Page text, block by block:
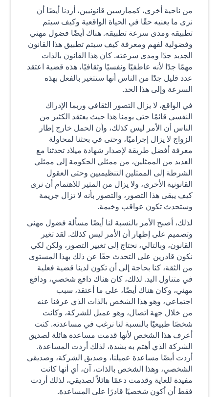
من ناحية أخرى، كممارسين قانونيين، أردنا أيضًا أن
نرى ما يعنيه حقًا في الحياة الواقعية وكيف سيتم
تطبيقه ومدى سرعة تطبيقه. هناك أيضًا فضول مهني
وفضولية لفهم ومعرفة كيف سيتم تطبيق هذا القانون
الجديد جدًا ومدى سرعته. كان هذا القانون بالذات
مهمًا جدًا لأنه عاطفيًا ونفسيًا وثقافيًا، هذه قضية اعتقد
عدد قليل جدًا من الناس أنها ستتغير بالفعل بهذه
السرعة وإلى هذا الحد.
في الواقع، لا يزال التصور الثقافي وربما الإدراك
النفسي قائمًا حتى يومنا هذا حيث يعتقد الكثير من
الناس أن الأمر ليس كذلك، وأن الحمل خارج إطار
الزواج لا يزال إجراميًا، وحتى في بحثنا لمحاولة
معرفة أفضل طريقة لإصدار شهادة ميلاد تحدثنا مع
العديد من الممثلين، من ممثلي الحكومة إلى ممثلي
الشرطة إلى الممثلين التنظيميين وحتى العقول
القانونية الأخرى، ولا يزال من المثير للاهتمام أن نرى
كيف يبقى هذا التصور، والتصور بأنه لا تزال جريمة
وستحدث تكون عواقب وخيمة.
لذلك، أصبح الأمر بالنسبة لنا أيضًا مسألة فضول مهني
وتصميم على إظهار أن الأمر ليس كذلك. لقد تغير
القانون، وبالتالي، نحتاج إلى تغيير التصور، ولكن لكي
نكون قادرين على التحدث حقًا عن ذلك بهذا المستوى
من الثقة، كنا بحاجة إلى أن تكون لدينا قضية فعلية
في متناول اليد. لذلك، كان هناك دافع شخصي، ودافع
مهني، وكان هناك أيضًا، على ما أعتقد، سبب
اجتماعي، وهو هذا الشخص بالذات الذي عرفنا عنه
من خلال جهة اتصال، وهو عميل للشركة، وكانت
شخصًا طبيعيًا بالنسبة لنا نرغب في مساعدته. كنت
أعرف هذا الشخص لأنها قدمت مساعدة هائلة لصديق
الشركة الذي أهتم به بشدة، لذلك أردت المساعدة.
أردت أيضًا مساعدة عميلنا، وصديق الشركة، وصديقي
الشخصي، وهذا الشخص بالذات، آن، أي أنها كانت
مفيدة للغاية وقدمت دعمًا هائلاً لصديقي، لذلك أردت
فقط أن أكون شخصيًا قادرًا على المساعدة.